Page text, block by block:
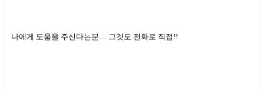
나에게 도움을 주신다는분… 그것도 전화로 직접!!